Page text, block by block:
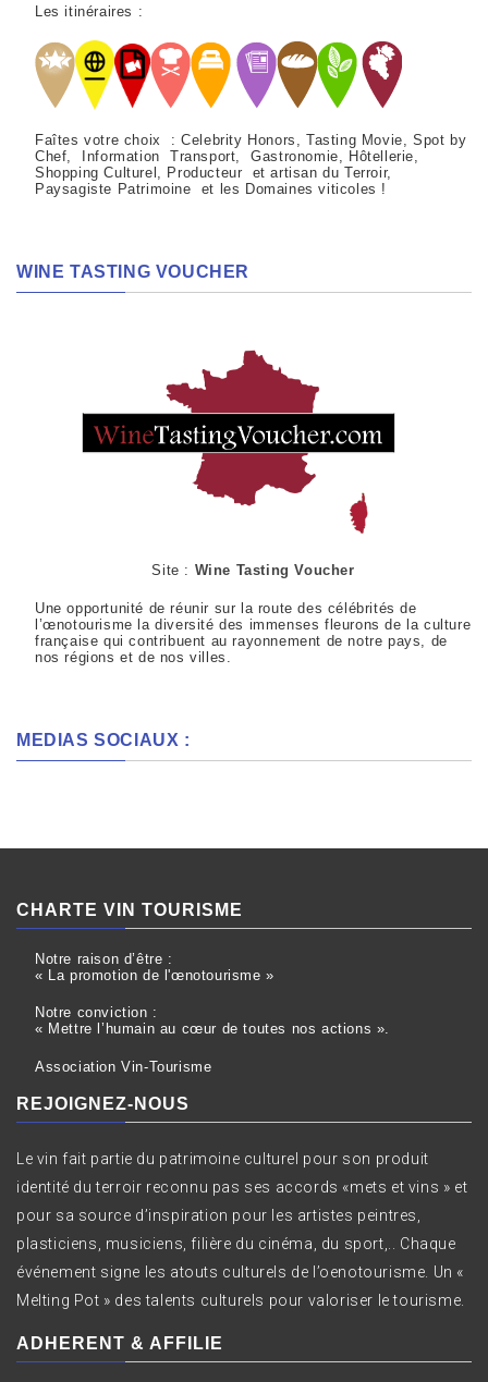
Les itinéraires :
Faîtes votre choix : Celebrity Honors, Tasting Movie, Spot by
Chef, Information Transport, Gastronomie, Hôtellerie,
Shopping Culturel, Producteur et artisan du Terroir,
Paysagiste Patrimoine et les Domaines viticoles !
WINE TASTING VOUCHER
Site : Wine Tasting Voucher
Une opportunité de réunir sur la route des célébrités de
l’œnotourisme la diversité des immenses fleurons de la culture
française qui contribuent au rayonnement de notre pays, de
nos régions et de nos villes.
MEDIAS SOCIAUX :
CHARTE VIN TOURISME
Notre raison d’être :
« La promotion de l'œnotourisme »
Notre conviction :
« Mettre l’humain au cœur de toutes nos actions ».
Association Vin-Tourisme
REJOIGNEZ-NOUS
Le vin fait partie du patrimoine culturel pour son produit
identité du terroir reconnu pas ses accords «mets et vins » et
pour sa source d’inspiration pour les artistes peintres,
plasticiens, musiciens, filière du cinéma, du sport,.. Chaque
événement signe les atouts culturels de l’oenotourisme. Un «
Melting Pot » des talents culturels pour valoriser le tourisme.
ADHERENT & AFFILIE